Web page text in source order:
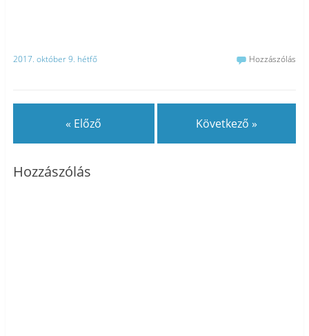
2017. október 9. hétfő Hozzászólás
« Előző Következő »
Hozzászólás